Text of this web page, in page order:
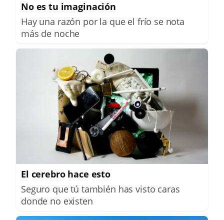
No es tu imaginación
Hay una razón por la que el frío se nota
más de noche
El cerebro hace esto
Seguro que tú también has visto caras
donde no existen